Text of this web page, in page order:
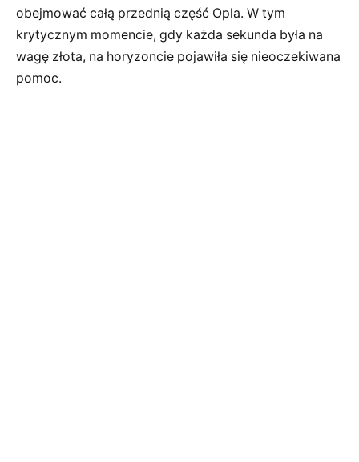
obejmować całą przednią część Opla. W tym
krytycznym momencie, gdy każda sekunda była na
wagę złota, na horyzoncie pojawiła się nieoczekiwana
pomoc.